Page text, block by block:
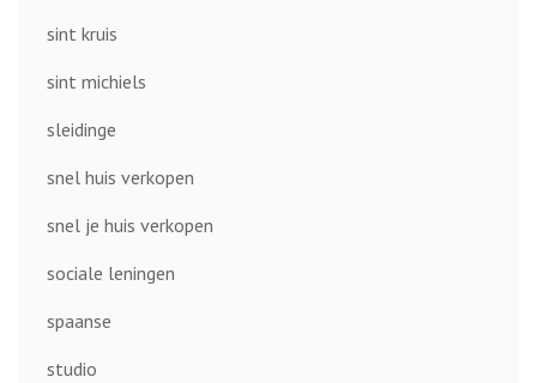
sint kruis
sint michiels
sleidinge
snel huis verkopen
snel je huis verkopen
sociale leningen
spaanse
studio